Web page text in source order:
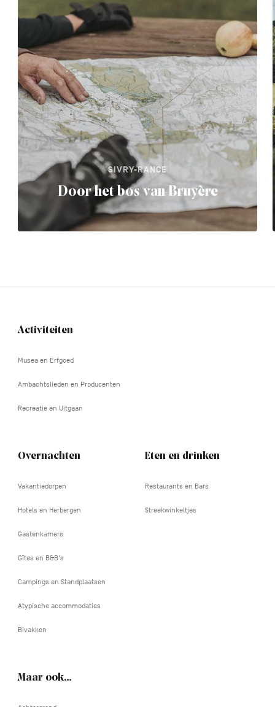
SIVRY-RANCE
Door het bos van Bruyère
Navigation
Activiteiten
Musea en Erfgoed
Ambachtslieden en Producenten
Recreatie en Uitgaan
Overnachten
Vakantiedorpen
Hotels en Herbergen
Gastenkamers
Gîtes en B&B's
Campings en Standplaatsen
Atypische accommodaties
Bivakken
Eten en drinken
Restaurants en Bars
Streekwinkeltjes
Maar ook…